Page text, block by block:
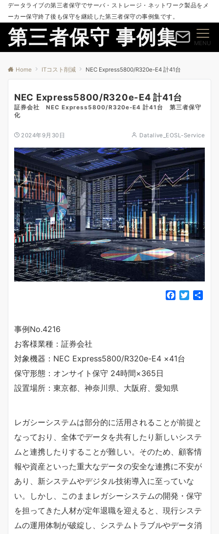
データライブの第三者保守でサーバ・ストレージ・ネットワーク製品をメ
ーカー保守終了後も保守を継続した第三者保守の事例集です。
第三者保守 事例集 MENU
Home ITコスト削減 NEC Express5800/R320e-E4 計41台
NEC Express5800/R320e-E4 計41台
証券会社 NEC Express5800/R320e-E4 計41台 第三者保守
化
2024年9月30日 Datalive_EOSL-Service
o
k
事例No.4216
お客様業種：証券会社
対象機器：NEC Express5800/R320e-E4 ×41台
保守形態：オンサイト保守 24時間×365日
設置場所：東京都、神奈川県、大阪府、愛知県
レガシーシステムは部分的に活用されることが前提と
なっており、全体でデータを共有したり新しいシステ
ムと連携したりすることが難しい。そのため、顧客情
報や資産といった重大なデータの安全な連携に不安が
あり、新システムやデジタル技術導入に至っていな
い。しかし、このままレガシーシステムの開発・保守
を担ってきた人材が定年退職を迎えると、現行システ
ムの運用体制が破綻し、システムトラブルやデータ消